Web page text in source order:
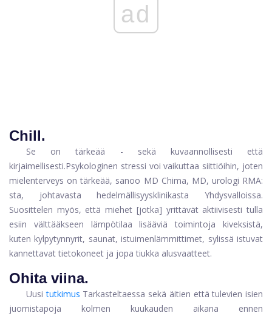
ad
Chill.
Se on tärkeää - sekä kuvaannollisesti että
kirjaimellisesti.Psykologinen stressi voi vaikuttaa siittiöihin, joten
mielenterveys on tärkeää, sanoo MD Chima, MD, urologi RMA:
sta, johtavasta hedelmällisyysklinikasta Yhdysvalloissa.
Suosittelen myös, että miehet [jotka] yrittävät aktiivisesti tulla
esiin välttääkseen lämpötilaa lisääviä toimintoja kiveksistä,
kuten kylpytynnyrit, saunat, istuimenlämmittimet, sylissä istuvat
kannettavat tietokoneet ja jopa tiukka alusvaatteet.
Ohita viina.
Uusi tutkimus Tarkasteltaessa sekä äitien että tulevien isien
juomistapoja kolmen kuukauden aikana ennen